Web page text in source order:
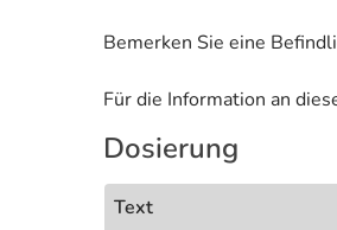
Bemerken Sie eine
Für die Information an
Dosierung
Text